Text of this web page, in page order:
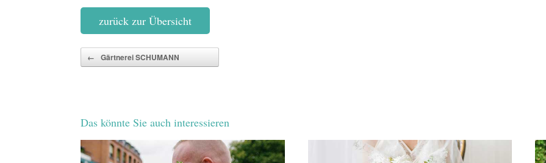
zurück zur Übersicht
Beitragsnavigation
← Gärtnerei SCHUMANN
Das könnte Sie auch interessieren